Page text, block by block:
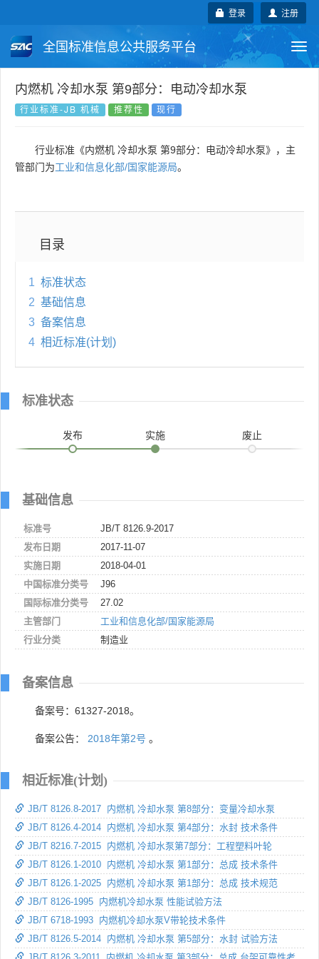
注册
登录
全国标准信息公共服务平台
国家标准 行业标准 地方标准
国外标准 技术委员会
内燃机 冷却水泵 第9部分：电动冷却水泵
行业标准-JB 机械 推荐性 现行
行业标准《内燃机 冷却水泵 第9部分：电动冷却水泵》，主
管部门为工业和信息化部/国家能源局。
目录
1 标准状态
2 基础信息
3 备案信息
4 相近标准(计划)
标准状态
发布 实施 废止
基础信息
标准号
JB/T 8126.9-2017
发布日期
2017-11-07
实施日期
2018-04-01
中国标准分类号
J96
国际标准分类号
27.02
主管部门
工业和信息化部/国家能源局
行业分类
制造业
备案信息
备案号：61327-2018。
备案公告： 2018年第2号 。
相近标准(计划)
JB/T 8126.8-2017 内燃机 冷却水泵 第8部分：变量冷却水泵
JB/T 8126.4-2014 内燃机 冷却水泵 第4部分：水封 技术条件
JB/T 8216.7-2015 内燃机 冷却水泵第7部分：工程塑料叶轮
JB/T 8126.1-2010 内燃机 冷却水泵 第1部分：总成 技术条件
JB/T 8126.1-2025 内燃机 冷却水泵 第1部分：总成 技术规范
JB/T 8126-1995 内燃机冷却水泵 性能试验方法
JB/T 6718-1993 内燃机冷却水泵V带轮技术条件
JB/T 8126.5-2014 内燃机 冷却水泵 第5部分：水封 试验方法